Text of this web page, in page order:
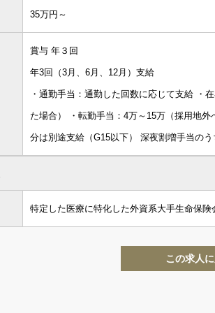
35万円～
賞与 年３回
年3回（3月、6月、12月）支給
・通勤手当：通勤した回数に応じて支給 ・
た場合） ・転勤手当：4万～15万（採用地
分は別途支給（G15以下） 深夜割増手当の
特定した医療に特化した外資系大手生命保険
この求人